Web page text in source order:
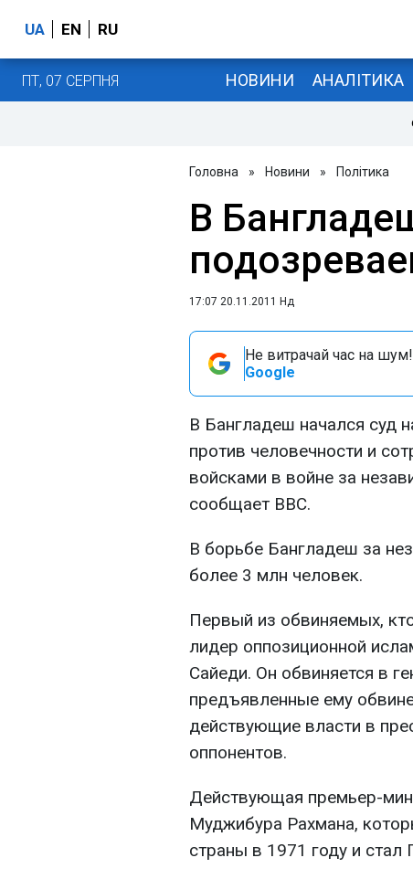
UA EN RU
ПТ, 07 СЕРПНЯ НОВИНИ АНАЛІТИКА
Головна » Новини » Політика
В
17:07 20.11.2011 Нд
Не витрачай час на шум!
Google
В Бангладеш начался суд
против человечности и
войсками в войне за
сообщает ВВС.
В борьбе Бангладеш за
более 3 млн человек.
Первый из обвиняемых,
лидер оппозиционной
Сайеди. Он обвиняется в
предъявленные ему
действующие власти в
оппонентов.
Действующая премьер-
Муджибура Рахмана,
страны в 1971 году и